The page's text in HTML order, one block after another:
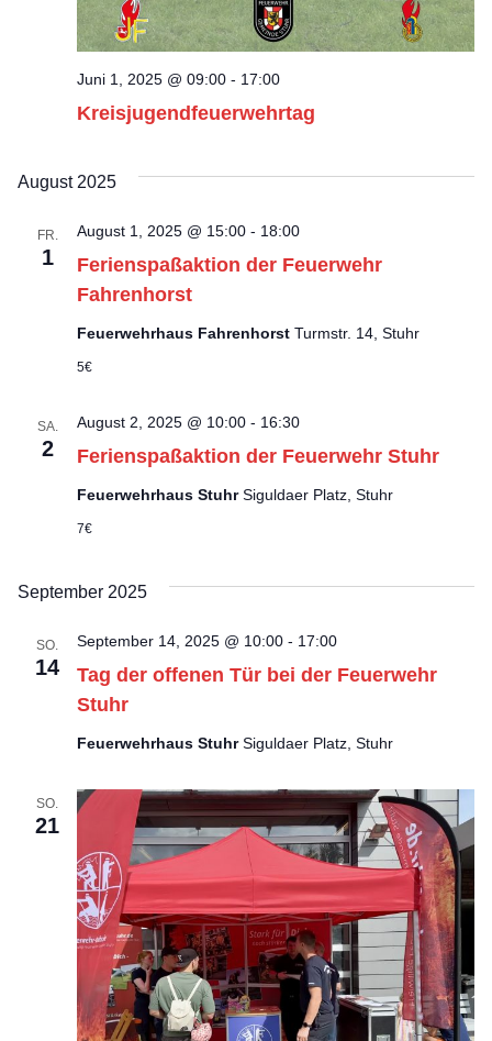
Kreisjugendfeuerwehrtag
Juni 1, 2025 @ 09:00 - 17:00
August 2025
FR.
1
Ferienspaßaktion der Feuerwehr
Fahrenhorst
August 1, 2025 @ 15:00 - 18:00
Feuerwehrhaus Fahrenhorst Turmstr. 14, Stuhr
5€
SA.
2 Ferienspaßaktion der Feuerwehr Stuhr
August 2, 2025 @ 10:00 - 16:30
Feuerwehrhaus StuhrSiguldaer Platz, Stuhr
7€
September 2025
SO.
14
Tag der offenen Tür bei der Feuerwehr
Stuhr
September 14, 2025 @ 10:00 - 17:00
Feuerwehrhaus StuhrSiguldaer Platz, Stuhr
SO.
21